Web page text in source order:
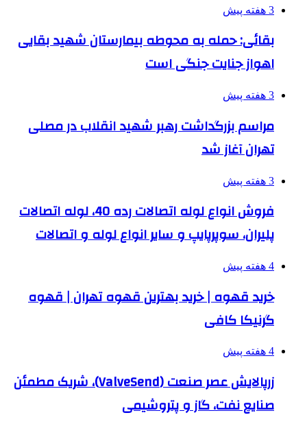
3 هفته پیش
بقائی: حمله به محوطه بیمارستان شهید بقایی
اهواز جنایت جنگی است
3 هفته پیش
مراسم بزرگداشت رهبر شهید انقلاب در مصلی
تهران آغاز شد
3 هفته پیش
فروش انواع لوله اتصالات رده 40، لوله اتصالات
پلیران، سوپرپایپ و سایر انواع لوله و اتصالات
4 هفته پیش
خرید قهوه | خرید بهترین قهوه تهران | قهوه
گرنیکا کافی
4 هفته پیش
زرپالایش عصر صنعت (ValveSend)، شریک مطمئن
صنایع نفت، گاز و پتروشیمی